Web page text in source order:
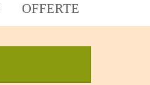
OFFERTE